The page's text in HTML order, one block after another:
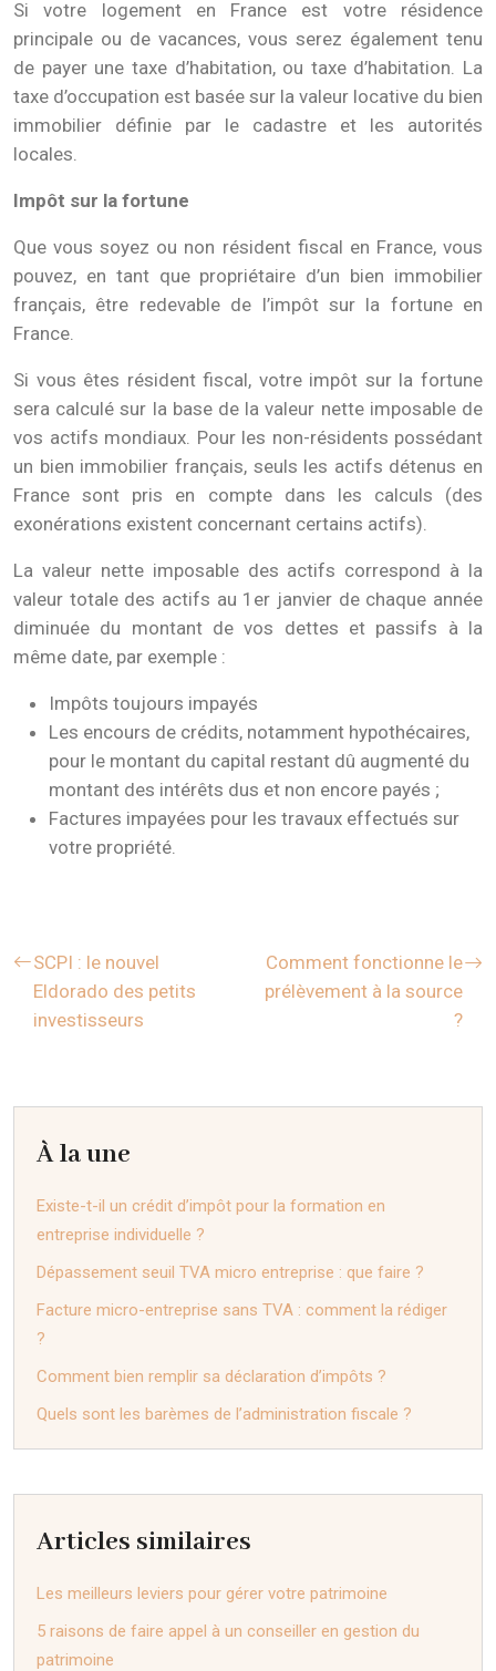
Si votre logement en France est votre résidence
principale ou de vacances, vous serez également tenu
de payer une taxe d’habitation, ou taxe d’habitation. La
taxe d’occupation est basée sur la valeur locative du bien
immobilier définie par le cadastre et les autorités
locales.
Impôt sur la fortune
Que vous soyez ou non résident fiscal en France, vous
pouvez, en tant que propriétaire d’un bien immobilier
français, être redevable de l’impôt sur la fortune en
France.
Si vous êtes résident fiscal, votre impôt sur la fortune
sera calculé sur la base de la valeur nette imposable de
vos actifs mondiaux. Pour les non-résidents possédant
un bien immobilier français, seuls les actifs détenus en
France sont pris en compte dans les calculs (des
exonérations existent concernant certains actifs).
La valeur nette imposable des actifs correspond à la
valeur totale des actifs au 1er janvier de chaque année
diminuée du montant de vos dettes et passifs à la
même date, par exemple :
Impôts toujours impayés
Les encours de crédits, notamment hypothécaires,
pour le montant du capital restant dû augmenté du
montant des intérêts dus et non encore payés ;
Factures impayées pour les travaux effectués sur
votre propriété.
SCPI : le nouvel
Eldorado des petits
investisseurs
Comment fonctionne le
prélèvement à la source
?
À la une
Existe-t-il un crédit d’impôt pour la formation en
entreprise individuelle ?
Dépassement seuil TVA micro entreprise : que faire ?
Facture micro-entreprise sans TVA : comment la rédiger
?
Comment bien remplir sa déclaration d’impôts ?
Quels sont les barèmes de l’administration fiscale ?
Articles similaires
Les meilleurs leviers pour gérer votre patrimoine
5 raisons de faire appel à un conseiller en gestion du
patrimoine